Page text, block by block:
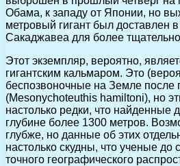
Обама, к западу от Японии, но
метровый гигант был доставлен
Сакаджавеа для более
Этот экземпляр, вероятно,
гигантским кальмаром. Это
беспозвоночные на Земле после
(Mesonychoteuthis hamiltoni), но
настолько редки, что найденные
глубине более 1300 метров.
глубже, но данные об этих
настолько скудны, что ученые до
точного географического